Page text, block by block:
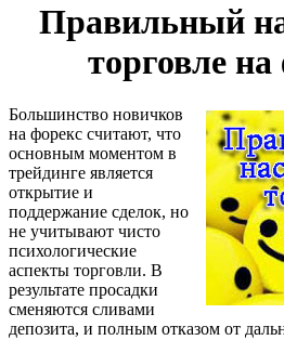
Правильный
торговле на
Большинство новичков
на форекс считают, что
основным моментом в
трейдинге является
открытие и
поддержание сделок, но
не учитывают чисто
психологические
аспекты торговли. В
результате просадки
сменяются сливами
депозита, и полным отказом от